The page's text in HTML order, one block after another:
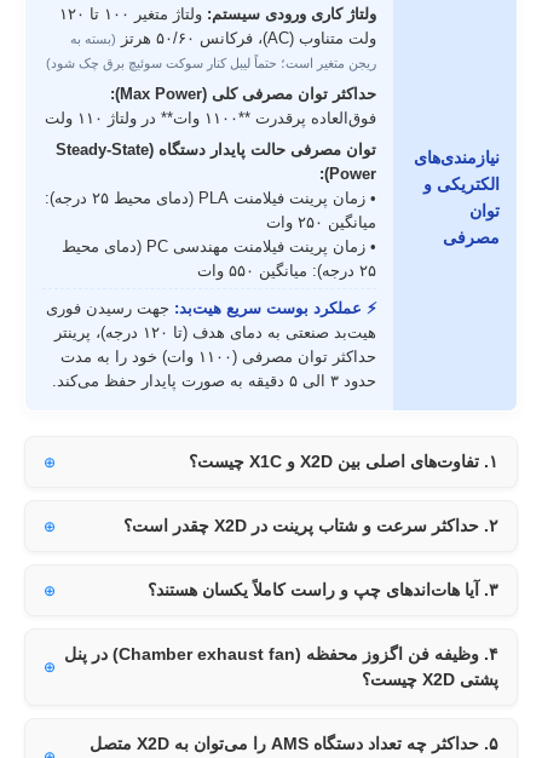
نیازمندی‌های
الکتریکی و
توان
مصرفی
ولتاژ کاری ورودی سیستم:
ولتاژ متغیر ۱۰۰ تا ۱۲۰
ولت متناوب (AC)، فرکانس ۵۰/۶۰ هرتز
(بسته به
ریجن متغیر است؛ حتماً لیبل کنار سوکت سوئیچ برق چک شود)
حداکثر توان مصرفی کلی (Max Power):
فوق‌العاده پرقدرت **۱۱۰۰ وات** در ولتاژ ۱۱۰ ولت
توان مصرفی حالت پایدار دستگاه (Steady-State
Power):
• زمان پرینت فیلامنت PLA (دمای محیط ۲۵ درجه):
میانگین ۲۵۰ وات
• زمان پرینت فیلامنت مهندسی PC (دمای محیط
۲۵ درجه): میانگین ۵۵۰ وات
⚡ عملکرد بوست سریع هیت‌بد: جهت رسیدن فوری
هیت‌بد صنعتی به دمای هدف (تا ۱۲۰ درجه)، پرینتر
حداکثر توان مصرفی (۱۱۰۰ وات) خود را به مدت
حدود ۳ الی ۵ دقیقه به صورت پایدار حفظ می‌کند.
۱. تفاوت‌های اصلی بین X2D و X1C چیست؟
۲. حداکثر سرعت و شتاب پرینت در X2D چقدر است؟
۳. آیا هات‌اندهای چپ و راست کاملاً یکسان هستند؟
۴. وظیفه فن اگزوز محفظه (Chamber exhaust fan) در پنل
پشتی X2D چیست؟
۵. حداکثر چه تعداد دستگاه AMS را می‌توان به X2D متصل